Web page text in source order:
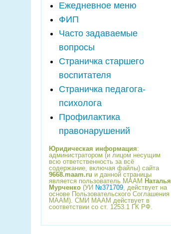
Ежедневное меню
ФИП
Часто задаваемые
вопросы
Страничка старшего
воспитателя
Страничка педагога-
психолога
Профилактика
правонарушений
Юридическая информация:
администратором (и лицом несущим
всю ответственность за всё
содержание, включая файлы) сайта
9668.maam.ru и данной страницы
является пользователь МААМ Наталья
Мурченко (УИ №371709, действует на
основе Пользовательского Соглашения
МААМ). СМИ МААМ действует в
соответствии со ст. 1253.1 ГК РФ.